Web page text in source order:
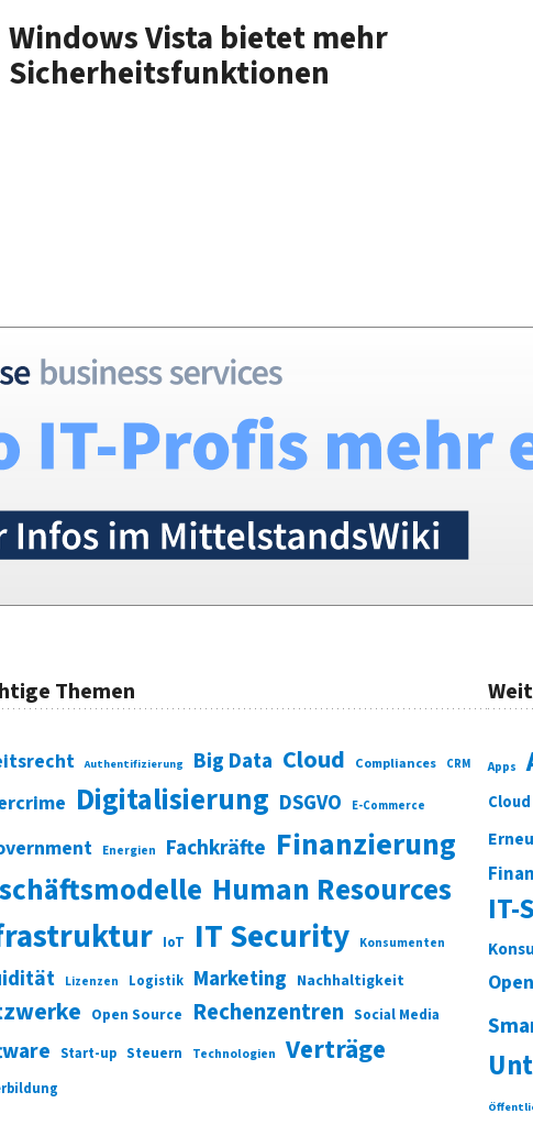
Windows Vista bietet mehr
Sicherheitsfunktionen
Themen
Authentifizierung Big Data Cloud Compliances CRM
Digitalisierung DSGVO E-Commerce
Energien Fachkräfte Finanzierung
Human Resources
IoT IT Security Konsumenten
Lizenzen Logistik Marketing Nachhaltigkeit
Open Source Rechenzentren Social Media
Start-up Steuern Technologien Verträge
Apps
IT-